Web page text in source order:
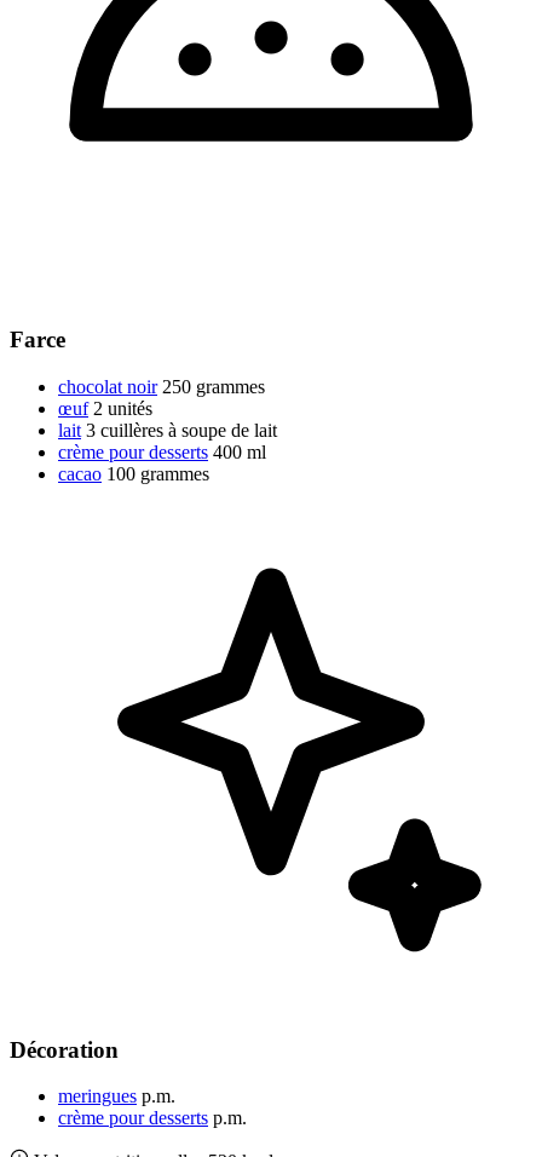
Farce
chocolat noir 250 grammes
œuf 2 unités
lait 3 cuillères à soupe de lait
crème pour desserts 400 ml
cacao 100 grammes
Décoration
meringues p.m.
crème pour desserts p.m.